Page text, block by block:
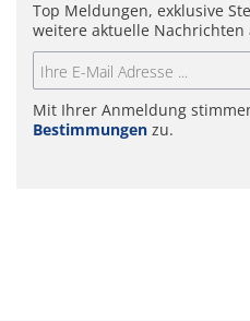
Top Meldungen, exklusive
weitere aktuelle Nachrichten
Mit Ihrer Anmeldung
Bestimmungen zu.